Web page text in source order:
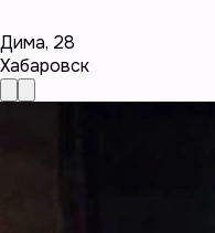
Дима, 28
Хабаровск